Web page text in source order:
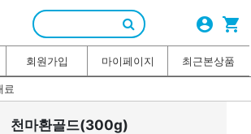
account_circle shopping_cart
회원가입 마이페이지 최근본상품
료
천마환골드(300g)